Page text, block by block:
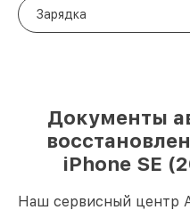
Зарядка
Документы
iPhone SE
Наш сервисный центр